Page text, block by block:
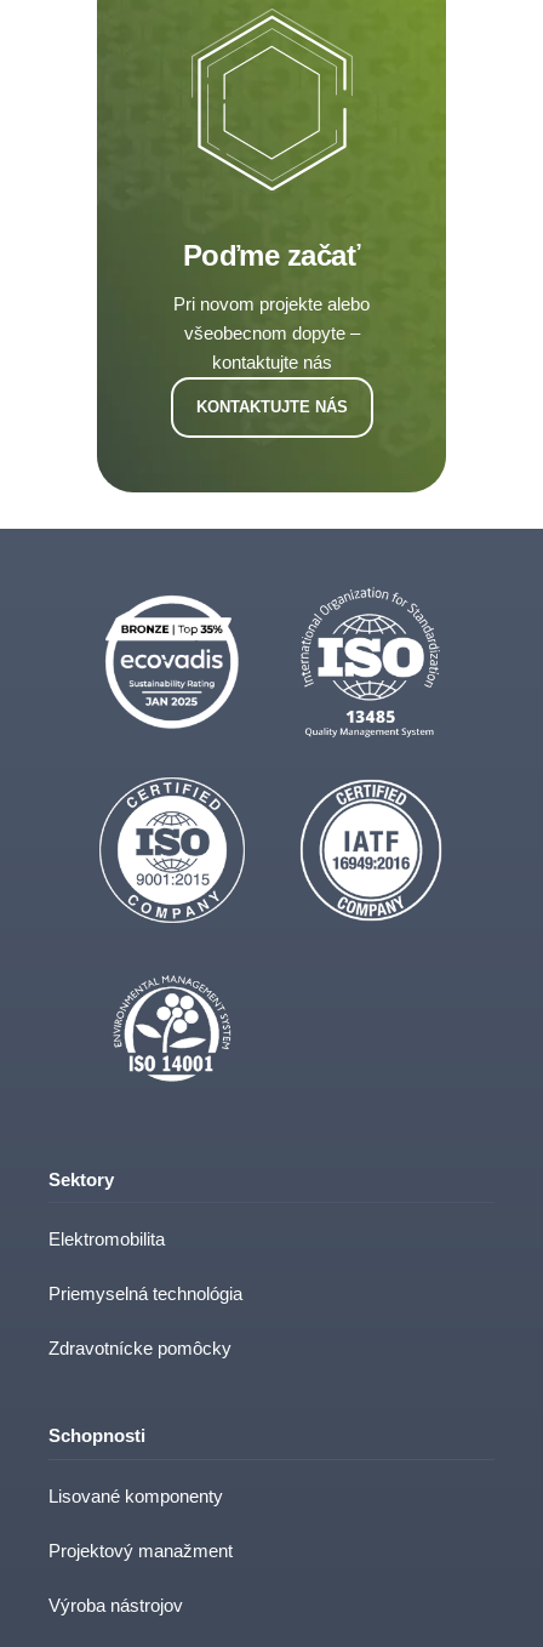
Poďme začať
Pri novom projekte alebo
všeobecnom dopyte –
kontaktujte nás
KONTAKTUJTE NÁS
Sektory
Elektromobilita
Priemyselná technológia
Zdravotnícke pomôcky
Schopnosti
Lisované komponenty
Projektový manažment
Výroba nástrojov